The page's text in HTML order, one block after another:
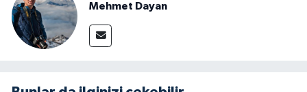
Mehmet Dayan